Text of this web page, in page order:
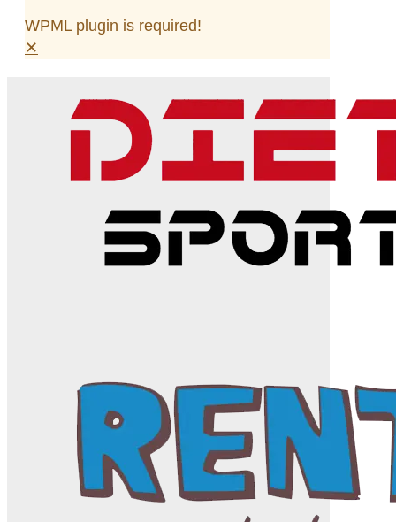
WPML plugin is required!
✕